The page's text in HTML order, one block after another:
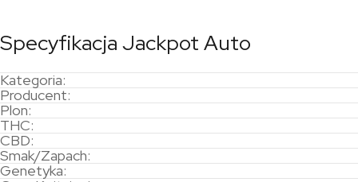
Specyfikacja Jackpot Auto
Kategoria:
Producent:
Plon:
THC:
CBD:
Smak/Zapach:
Genetyka: